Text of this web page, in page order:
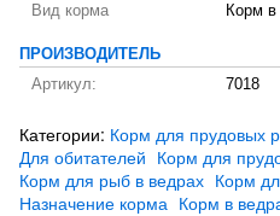
Вид корма
Корм в
ПРОИЗВОДИТЕЛЬ
Артикул:
7018
Категории: Корм для прудовых
Для обитателей Корм для
Корм для рыб в ведрах Корм
Назначение корма Корм в